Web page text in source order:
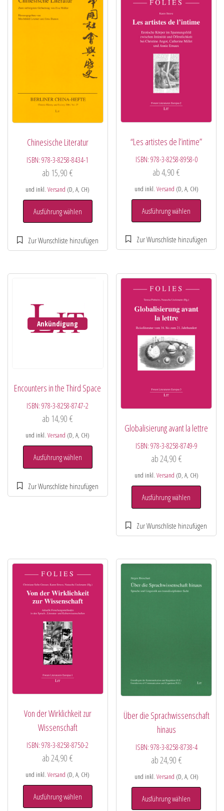
Chinesische Literatur
ISBN:978-3-8258-8434-1
ab 15,90€
und inkl.Versand (D, A, CH)
Ausführung wählen
“Les artistes de l’intime”
ISBN: 978-3-8258-8958-0
ab4,90€
und inkl. Versand (D, A, CH)
Ausführung wählen
Ankündigung
Encounters in the Third Space
ISBN:978-3-8258-8747-2
ab 14,90€
und inkl.Versand (D, A, CH)
Ausführung wählen
Globalisierung avant la lettre
ISBN: 978-3-8258-8749-9
ab24,90 €
und inkl. Versand (D, A, CH)
Ausführung wählen
Von der Wirklichkeit zur
Wissenschaft
ISBN:978-3-8258-8750-2
ab24,90€
und inkl.Versand (D, A, CH)
Ausführung wählen
Über die Sprachwissenschaft
hinaus
ISBN: 978-3-8258-8738-4
ab 24,90 €
und inkl. Versand (D, A, CH)
Ausführung wählen